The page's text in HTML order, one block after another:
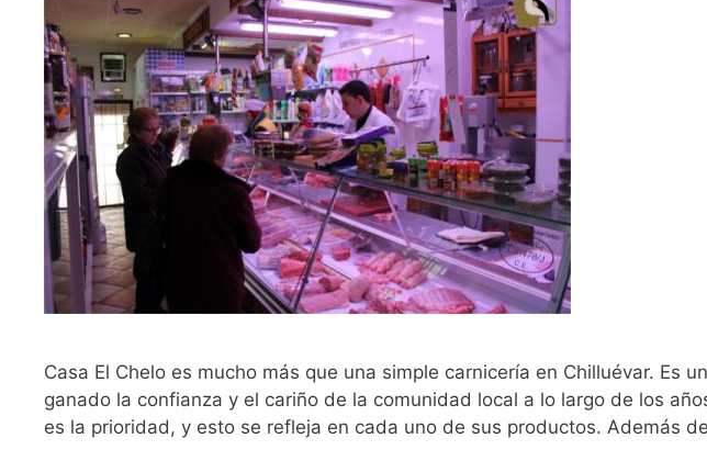
Casa El Chelo es mucho más que una simple carnicería en Chilluévar. Es
ganado la confianza y el cariño de la comunidad local a lo largo de los
es la prioridad, y esto se refleja en cada uno de sus productos. Además